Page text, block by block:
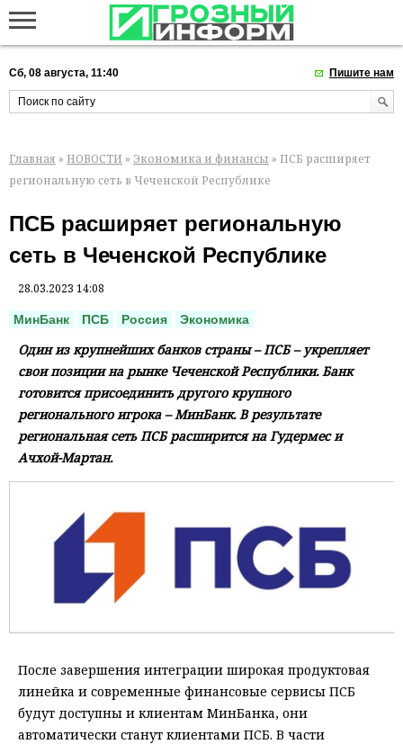
Сб, 08 августа, 11:40 Пишите нам
Главная » НОВОСТИ » Экономика и финансы » ПСБ расширяет
региональную сеть в Чеченской Республике
ПСБ расширяет региональную
сеть в Чеченской Республике
28.03.2023 14:08
МинБанк ПСБ Россия Экономика
Один из крупнейших банков страны – ПСБ – укрепляет
свои позиции на рынке Чеченской Республики. Банк
готовится присоединить другого крупного
регионального игрока – МинБанк. В результате
региональная сеть ПСБ расширится на Гудермес и
Ачхой-Мартан.
После завершения интеграции широкая продуктовая
линейка и современные финансовые сервисы ПСБ
будут доступны и клиентам МинБанка, они
автоматически станут клиентами ПСБ. В части